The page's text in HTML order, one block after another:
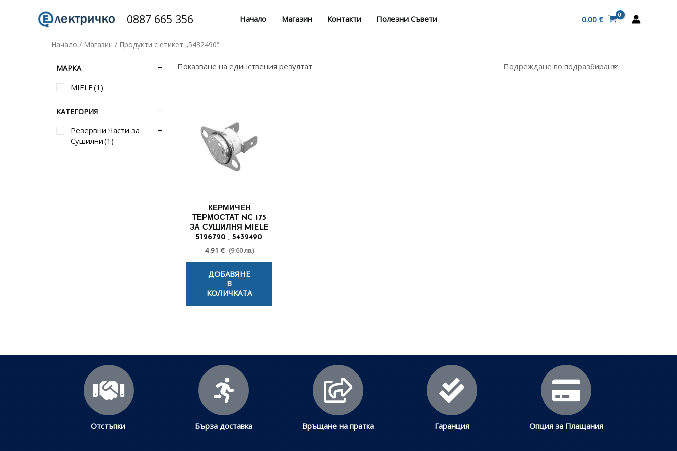
0887 665 356 Начало Магазин Контакти Полезни Съвети 0.00 €
Начало / Магазин / Продукти с етикет „5432490“
МАРКА
MIELE(1)
КАТЕГОРИЯ
Резервни Части за
Сушилни(1)
Показване на единствения резултат
КЕРМИЧЕН
ТЕРМОСТАТ NC 175
ЗА СУШИЛНЯ MIELE
5126720 , 5432490
4.91 € (9.60 лв.)
ДОБАВЯНЕ
В
КОЛИЧКАТА
Отстъпки Бърза доставка Връщане на пратка Гаранция Опция за Плащания